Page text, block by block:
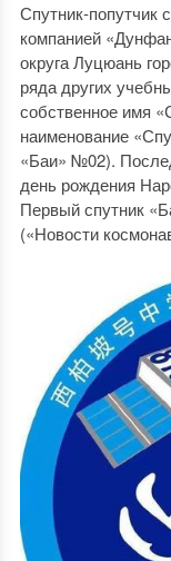
Спутник-попутчик
компанией
округа Луцюань
ряда других
собственное имя
наименование
«Баи» №02).
день рождения
Первый спутник
(«Новости